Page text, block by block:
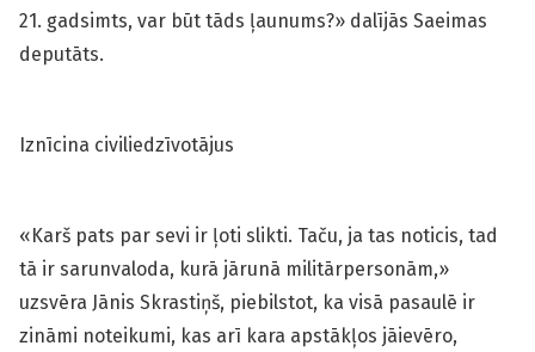
21. gadsimts, var būt tāds ļaunums?» dalījās Saeimas
deputāts.
Iznīcina civiliedzīvotājus
«Karš pats par sevi ir ļoti slikti. Taču, ja tas noticis, tad
tā ir sarunvaloda, kurā jārunā militārpersonām,»
uzsvēra Jānis Skrastiņš, piebilstot, ka visā pasaulē ir
zināmi noteikumi, kas arī kara apstākļos jāievēro,